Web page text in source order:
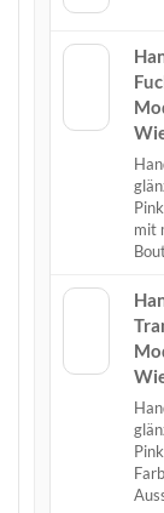
mit